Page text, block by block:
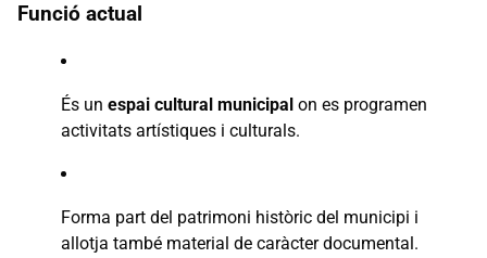
Funció actual
És un espai cultural municipal on es programen
activitats artístiques i culturals.
Forma part del patrimoni històric del municipi i
allotja també material de caràcter documental.